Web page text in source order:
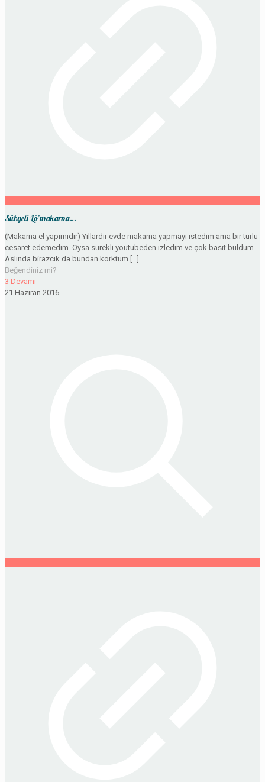
Sübyeli Lö’makarna…
(Makarna el yapımıdır) Yıllardır evde makarna yapmayı istedim ama bir türlü
cesaret edemedim. Oysa sürekli youtubeden izledim ve çok basit buldum.
Aslında birazcık da bundan korktum […]
Beğendiniz mi?
3 Devamı
21 Haziran 2016